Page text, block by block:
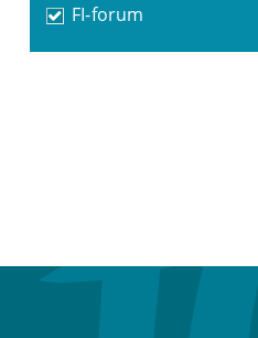
FI-forum